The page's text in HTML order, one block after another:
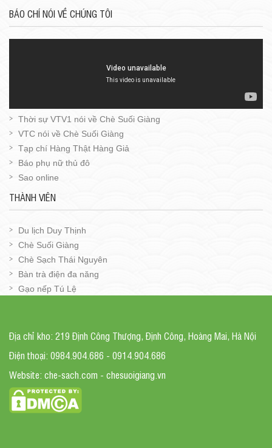
BÁO CHÍ NÓI VỀ CHÚNG TÔI
Thời sự VTV1 nói về Chè Suối Giàng
VTC nói về Chè Suối Giàng
Tạp chí Hàng Thật Hàng Giả
Báo phụ nữ thủ đô
Sao online
THÀNH VIÊN
Du lịch Duy Thịnh
Chè Suối Giàng
Chè Sạch Thái Nguyên
Bàn trà điện đa năng
Gạo nếp Tú Lệ
Địa chỉ kho: 219 Định Công Thượng, Định Công, Hoàng Mai, Hà Nội
Điện thoại: 0984.904.686 - 0914.904.686
Website: che-sach.com - chesuoigiang.vn